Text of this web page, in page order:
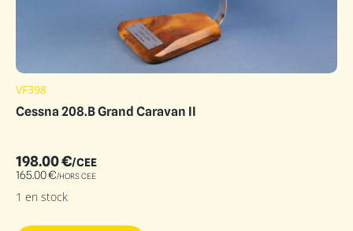
VF398
Cessna 208.B Grand Caravan II
198.00€/CEE
165.00€/HORS CEE
1 en stock